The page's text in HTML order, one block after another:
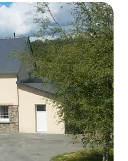
huéspedes